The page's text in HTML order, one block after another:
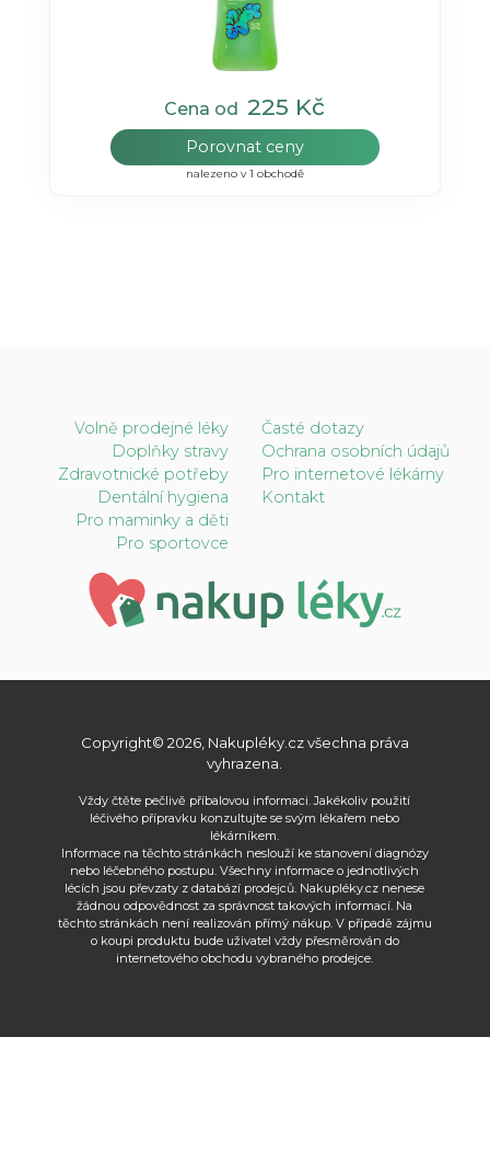
Cena od225 Kč
Porovnat ceny
nalezeno v 1 obchodě
Volně prodejné léky
Doplňky stravy
Zdravotnické potřeby
Dentální hygiena
Pro maminky a děti
Pro sportovce
Časté dotazy
Ochrana osobních údajů
Pro internetové lékárny
Kontakt
Copyright© 2026, Nakupléky.cz všechna práva
vyhrazena.
Vždy čtěte pečlivě příbalovou informaci. Jakékoliv použití
léčivého přípravku konzultujte se svým lékařem nebo
lékárníkem.
Informace na těchto stránkách neslouží ke stanovení diagnózy
nebo léčebného postupu. Všechny informace o jednotlivých
lécích jsou převzaty z databází prodejců. Nakupléky.cz nenese
žádnou odpovědnost za správnost takových informací. Na
těchto stránkách není realizován přímý nákup. V případě zájmu
o koupi produktu bude uživatel vždy přesměrován do
internetového obchodu vybraného prodejce.